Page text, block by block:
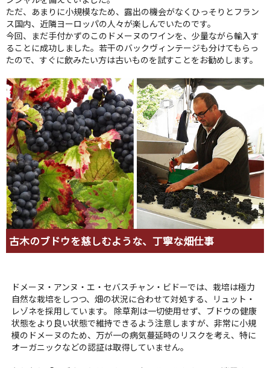
ただ、あまりに小規模なため、露出の機会がなくひっそりとフラン
ス国内、近隣ヨーロッパの人々が楽しんでいたのです。
今回、まだ手付かずのこのドメーヌのワインを、少量ながら輸入す
ることに成功しました。若干のバックヴィンテージも分けてもらっ
たので、すぐに飲みたい方は古いものを試すことをお勧めします。
古木のブドウを慈しむような、丁寧な畑仕事
ドメーヌ・アンヌ・エ・セバスチャン・ビドーでは、栽培は極力
自然な栽培をしつつ、畑の状況に合わせて対処する、リュット・
レゾネを採用しています。 除草剤は一切使用せず、ブドウの健康
状態をより良い状態で維持できるよう注意しますが、非常に小規
模のドメーヌのため、万が一の病気蔓延時のリスクを考え、特に
オーガニックなどの認証は取得していません。